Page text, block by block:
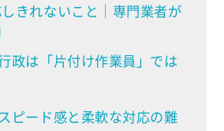
きれないこと｜専門業者が
政は「片付け作業員」では
ピード感と柔軟な対応の難